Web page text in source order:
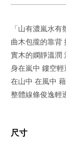
「山有濃嵐水有
曲木包攏的靠背
實木的嫻靜溫潤
身在嵐中 鏤空
在山中 在風中
整體線條俊逸輕
尺寸